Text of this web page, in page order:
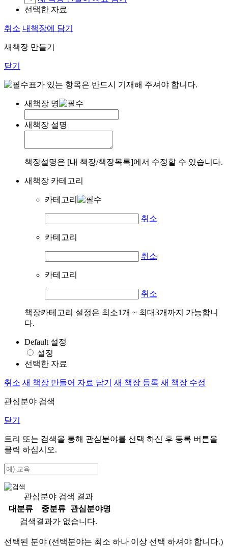
선택한 자료
취소 내책장에 담기
새책장 만들기
닫기
표가 있는 항목은 반드시 기재해 주셔야 합니다.
새책장 명
새책장 설명
책장설명은 [내 책장/책장목록]에서 수정할 수 있습니다.
새책장 카테고리
카테고리
취소
카테고리
취소
카테고리
취소
책장카테고리 설정은 최소1개 ~ 최대3개까지 가능합니
다.
Default 설정
설정
선택한 자료
취소 새 책장 만들어 자료 담기 새 책장 등록 새 책장 수정
관심분야 검색
닫기
트리 또는 검색을 통해 관심분야를 선택 하신 후 등록 버튼을
클릭 하십시오.
관심분야 검색 결과
대분류
중분류
관심분야명
검색결과가 없습니다.
선택된 분야 (선택분야는 최소 하나 이상 선택 하셔야 합니다.)